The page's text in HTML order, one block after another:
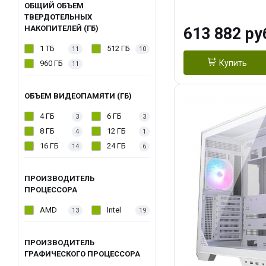
ОБЩИЙ ОБЪЕМ
ТВЕРДОТЕЛЬНЫХ
НАКОПИТЕЛЕЙ (ГБ)
1 ТБ 11 512 ГБ 10
960 ГБ 11
ОБЪЕМ ВИДЕОПАМЯТИ (ГБ)
4 ГБ 3 6 ГБ 3
8 ГБ 4 12 ГБ 1
16 ГБ 14 24 ГБ 6
ПРОИЗВОДИТЕЛЬ
ПРОЦЕССОРА
AMD 13 Intel 19
ПРОИЗВОДИТЕЛЬ
ГРАФИЧЕСКОГО ПРОЦЕССОРА
Turbo/ 960 ГБ
613 882
Купить